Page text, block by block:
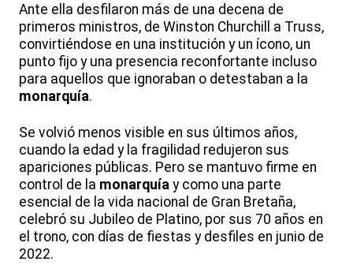
Ante ella desfilaron más de una decena de
primeros ministros, de Winston Churchill a Truss,
convirtiéndose en una institución y un ícono, un
punto fijo y una presencia reconfortante incluso
para aquellos que ignoraban o detestaban a la
monarquía.
Se volvió menos visible en sus últimos años,
cuando la edad y la fragilidad redujeron sus
apariciones públicas. Pero se mantuvo firme en
control de la monarquía y como una parte
esencial de la vida nacional de Gran Bretaña,
celebró su Jubileo de Platino, por sus 70 años en
el trono, con días de fiestas y desfiles en junio de
2022.